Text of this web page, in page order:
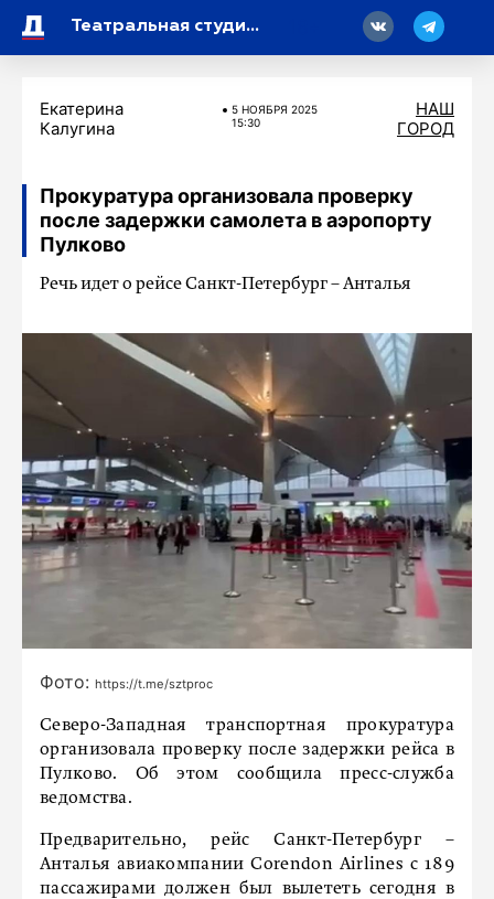
Театральная студия «Балагуры» отметила юбилей в Доме молодежи «Атлант»
Екатерина
Калугина
5 НОЯБРЯ 2025
15:30
НАШ
ГОРОД
Прокуратура организовала проверку
после задержки самолета в аэропорту
Пулково
Речь идет о рейсе Санкт-Петербург – Анталья
Фото: https://t.me/sztproc
Северо-Западная транспортная прокуратура
организовала проверку после задержки рейса в
Пулково. Об этом сообщила пресс-служба
ведомства.
Предварительно, рейс Санкт-Петербург –
Анталья авиакомпании Corendon Airlines с 189
пассажирами должен был вылететь сегодня в